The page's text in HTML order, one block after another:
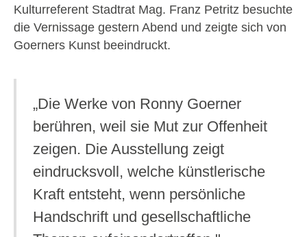
Kulturreferent Stadtrat Mag. Franz Petritz besuchte
die Vernissage gestern Abend und zeigte sich von
Goerners Kunst beeindruckt.
„Die Werke von Ronny Goerner
berühren, weil sie Mut zur Offenheit
zeigen. Die Ausstellung zeigt
eindrucksvoll, welche künstlerische
Kraft entsteht, wenn persönliche
Handschrift und gesellschaftliche